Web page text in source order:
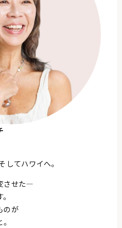
してハワイへ。
させた—
のが